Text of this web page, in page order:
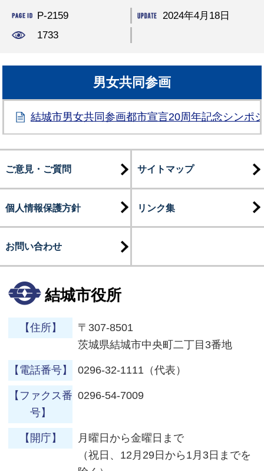
P-2159
2024年4月18日
1733
男女共同参画
結城市男女共同参画都市宣言20周年記念シンポ
ご意見・ご質問 サイトマップ
個人情報保護方針 リンク集
お問い合わせ
結城市役所
【住所】
〒307-8501
茨城県結城市中央町二丁目3番地
【電話番号】 0296-32-1111（代表）
【ファクス番
号】
0296-54-7009
【開庁】
月曜日から金曜日まで
（祝日、12月29日から1月3日までを